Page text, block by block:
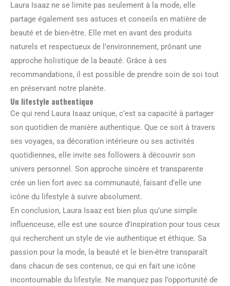
Laura Isaaz ne se limite pas seulement à la mode, elle
partage également ses astuces et conseils en matière de
beauté et de bien-être. Elle met en avant des produits
naturels et respectueux de l’environnement, prônant une
approche holistique de la beauté. Grâce à ses
recommandations, il est possible de prendre soin de soi tout
en préservant notre planète.
Un lifestyle authentique
Ce qui rend Laura Isaaz unique, c’est sa capacité à partager
son quotidien de manière authentique. Que ce soit à travers
ses voyages, sa décoration intérieure ou ses activités
quotidiennes, elle invite ses followers à découvrir son
univers personnel. Son approche sincère et transparente
crée un lien fort avec sa communauté, faisant d’elle une
icône du lifestyle à suivre absolument.
En conclusion, Laura Isaaz est bien plus qu’une simple
influenceuse, elle est une source d’inspiration pour tous ceux
qui recherchent un style de vie authentique et éthique. Sa
passion pour la mode, la beauté et le bien-être transparaît
dans chacun de ses contenus, ce qui en fait une icône
incontournable du lifestyle. Ne manquez pas l’opportunité de